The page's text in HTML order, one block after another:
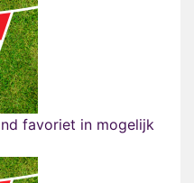
favoriet in mogelijk